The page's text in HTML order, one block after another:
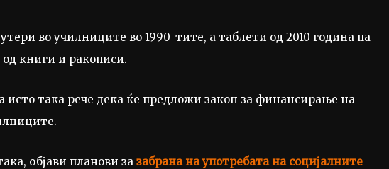
во училниците во 1990-тите, а таблети од 2010 година па
од книги и ракописи.
исто така рече дека ќе предложи закон за финансирање на
објави планови за забрана на употребата на социјалните